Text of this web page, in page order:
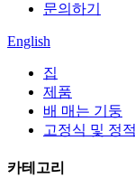
문의하기
English
집
제품
배 매는 기둥
고정식 및 정
카테고리